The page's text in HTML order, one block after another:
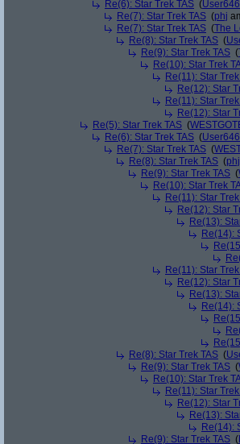
Re(6): Star Trek TAS (
Re(7): Star Trek TAS (phj
Re(7): Star Trek TAS (The
Re(8): Star Trek TAS (
Re(9): Star Trek TAS (
Re(10): Star Trek
Re(11): Star
Re(12): Star
Re(11): Star
Re(12): Star
Re(5): Star Trek TAS (
Re(6): Star Trek TAS (
Re(7): Star Trek TAS (
Re(8): Star Trek TAS (phj
Re(9): Star Trek TAS (
Re(10): Star Trek
Re(11): Star
Re(12): Star
Re(13):
Re(14):
Re(11): Star
Re(12): Star
Re(13):
Re(14):
Re(8): Star Trek TAS (
Re(9): Star Trek TAS (
Re(10): Star Trek
Re(11): Star
Re(12): Star
Re(13):
Re(14):
Re(9): Star Trek TAS (